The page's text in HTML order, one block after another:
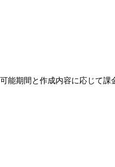
能期間と作成内容に応じて課